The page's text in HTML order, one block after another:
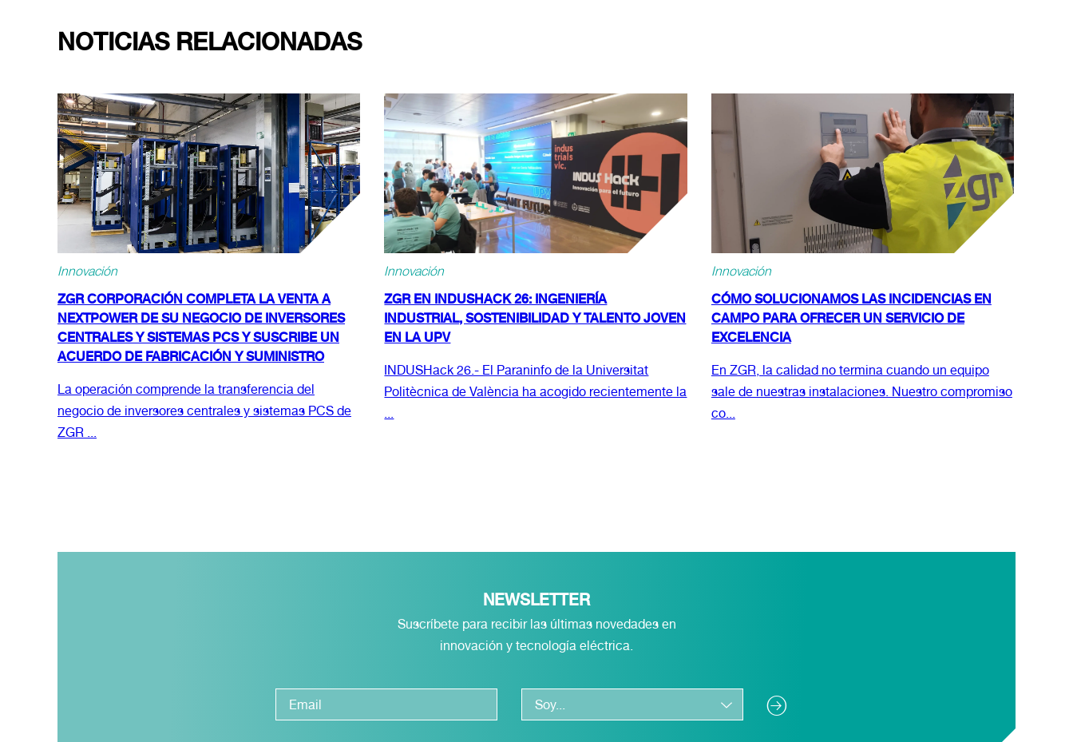
NOTICIAS RELACIONADAS
Innovación
ZGR CORPORACIÓN COMPLETA LA VENTA A
NEXTPOWER DE SU NEGOCIO DE INVERSORES
CENTRALES Y SISTEMAS PCS Y SUSCRIBE UN
ACUERDO DE FABRICACIÓN Y SUMINISTRO
La operación comprende la transferencia del
negocio de inversores centrales y sistemas PCS de
ZGR ...
Innovación
ZGR EN INDUSHACK 26: INGENIERÍA
INDUSTRIAL, SOSTENIBILIDAD Y TALENTO JOVEN
EN LA UPV
INDUSHack 26.- El Paraninfo de la Universitat
Politècnica de València ha acogido recientemente la
...
Innovación
CÓMO SOLUCIONAMOS LAS INCIDENCIAS EN
CAMPO PARA OFRECER UN SERVICIO DE
EXCELENCIA
En ZGR, la calidad no termina cuando un equipo
sale de nuestras instalaciones. Nuestro compromiso
co...
NEWSLETTER
Suscríbete para recibir las últimas novedades en
innovación y tecnología eléctrica.